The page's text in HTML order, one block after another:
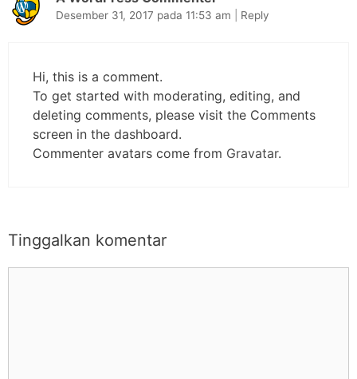
Desember 31, 2017 pada 11:53 am Reply
Hi, this is a comment.
To get started with moderating, editing, and
deleting comments, please visit the Comments
screen in the dashboard.
Commenter avatars come from Gravatar.
Tinggalkan komentar